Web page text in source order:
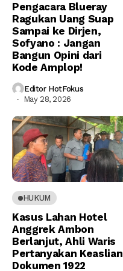
Pengacara Blueray
Ragukan Uang Suap
Sampai ke Dirjen,
Sofyano : Jangan
Bangun Opini dari
Kode Amplop!
Editor HotFokus
May 28, 2026
HUKUM
Kasus Lahan Hotel
Anggrek Ambon
Berlanjut, Ahli Waris
Pertanyakan Keaslian
Dokumen 1922